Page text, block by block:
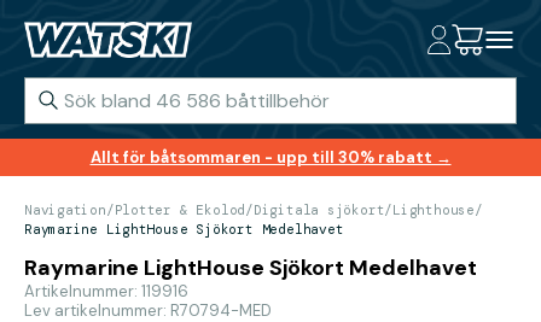
Allt för båtsommaren - upp till 30% rabatt →
Navigation/Plotter & Ekolod /Digitala sjökort/Lighthouse/
Raymarine LightHouse Sjökort Medelhavet
Raymarine LightHouse Sjökort Medelhavet
Artikelnummer: 119916
Lev artikelnummer: R70794-MED